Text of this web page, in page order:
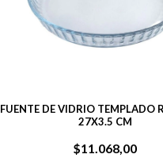
FUENTE DE VIDRIO TEMPLADO
27X3.5 CM
$11.068,00